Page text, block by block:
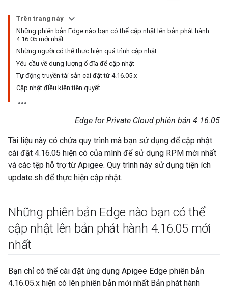
Trên trang này
Những phiên bản Edge nào bạn có thể cập nhật lên bản phát hành
4.16.05 mới nhất
Những người có thể thực hiện quá trình cập nhật
Yêu cầu về dung lượng ổ đĩa để cập nhật
Tự động truyền tài sản cài đặt từ 4.16.05.x
Cập nhật điều kiện tiên quyết
Edge for Private Cloud phiên bản 4.16.05
Tài liệu này có chứa quy trình mà bạn sử dụng để cập nhật
cài đặt 4.16.05 hiện có của mình để sử dụng RPM mới nhất
và các tệp hỗ trợ từ Apigee. Quy trình này sử dụng tiện ích
update.sh để thực hiện cập nhật.
Những phiên bản Edge nào bạn có thể
cập nhật lên bản phát hành 4.16.05 mới
nhất
Bạn chỉ có thể cài đặt ứng dụng Apigee Edge phiên bản
4.16.05.x hiện có lên phiên bản mới nhất Bản phát hành